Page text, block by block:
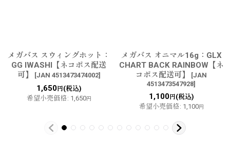
メガバス スウィングホット：
GG IWASHI【ネコポス配送
可】
[JAN 4513473474002]
1,650円(税込)
希望小売価格: 1,650円
メガバス オニマル16g：GLX
CHART BACK RAINBOW【ネ
コポス配送可】
[JAN
4513473547928]
1,100円(税込)
希望小売価格: 1,100円